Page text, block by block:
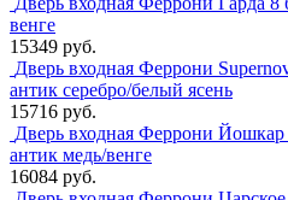
венге
15349 руб.
Дверь входная Феррони
антик серебро/белый ясень
15716 руб.
Дверь входная Феррони Йошкар
антик медь/венге
16084 руб.